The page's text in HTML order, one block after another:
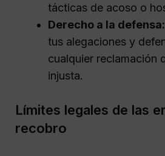
tácticas de acoso o
Derecho a la defensa:
tus alegaciones y
cualquier reclamación
injusta.
Límites legales de las
recobro